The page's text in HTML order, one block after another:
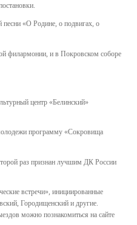
песни «О Родине, о подвигах, о
филармонии, и в Покровском соборе
центр «Белинский»
программу «Сокровища
раз признан лучшим ДК России
встречи», инициированные
Городищенский и другие.
можно познакомиться на сайте